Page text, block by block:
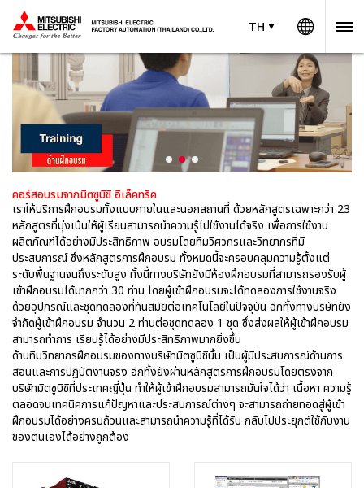
Thailand TH
TH
คอร์สอบรมจากมิตซูบิชิ อีเล็คทริค
เราให้บริการฝึกอบรมทั้งแบบภายในและนอกสถานที่ ด้วยหลักสูตรเฉพาะกว่า 23
หลักสูตรที่มุ่งเน้นให้ผู้เรียนสามารถนำความรู้ไปใช้งานได้จริง เพื่อการใช้งาน
ผลิตภัณฑ์ได้อย่างมีประสิทธิภาพ อบรมโดยทีมวิศวกรและวิทยากรที่มี
ประสบการณ์ ซึ่งหลักสูตรการฝึกอบรม ทั้งหมดนี้จะครอบคลุมความรู้ตั้งแต่
ระดับพื้นฐานจนถึงระดับสูง ทั้งนี้ทางบริษัทยังมีห้องฝึกอบรมที่สามารถรองรับผู้
เข้าฝึกอบรมได้มากกว่า 30 ท่าน โดยผู้เข้าฝึกอบรมจะได้ทดลองการใช้งานจริง
ด้วยอุปกรณ์และชุดทดลองที่ทันสมัยต่อเทคโนโลยีในปัจจุบัน อีกทั้งทางบริษัทยัง
จำกัดผู้เข้าฝึกอบรม จำนวน 2 ท่านต่อชุดทดลอง 1 ชุด ซึ่งส่งผลให้ผู้เข้าฝึกอบรม
สามารถทำการ เรียนรู้ได้อย่างมีประสิทธิภาพมากยิ่งขึ้น
ด้านทีมวิทยากรฝึกอบรมของทางบริษัทมิตซูบิชินั้น เป็นผู้มีประสบการณ์ด้านการ
สอนและการปฏิบัติงานจริง อีกทั้งยังผ่านหลักสูตรการฝึกอบรมโดยตรงจาก
บริษัทมิตซูบิชิที่ประเทศญี่ปุ่น ทำให้ผู้เข้าฝึกอบรมสามารถมั่นใจได้ว่า เนื้อหา ความรู้
ตลอดจนเทคนิคการแก้ปัญหาและประสบการณ์ต่างๆ จะสามารถถ่ายทอดสู่ผู้เข้า
ฝึกอบรมได้อย่างครบถ้วนและสามารถนำความรู้ที่ได้รับ กลับไปประยุกต์ใช้กับงาน
ของตนเองได้อย่างถูกต้อง